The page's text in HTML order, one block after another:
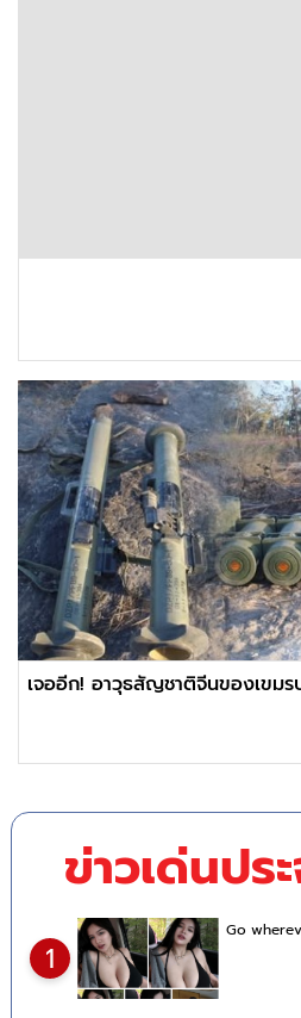
เจออีก! อาวุธสัญชาติจีนของเขม
ข่าวเด่นปร
1
Go